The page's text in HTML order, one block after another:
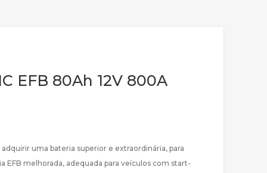
EFB 80Ah 12V 800A
uma bateria superior e extraordinária, para
EFB melhorada, adequada para veículos com start-